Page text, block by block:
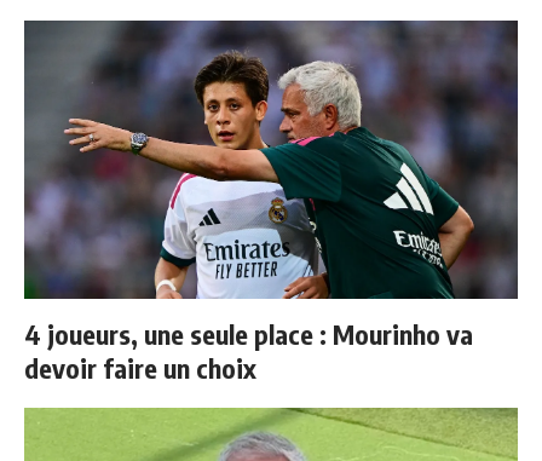
4 joueurs, une seule place : Mourinho va
devoir faire un choix